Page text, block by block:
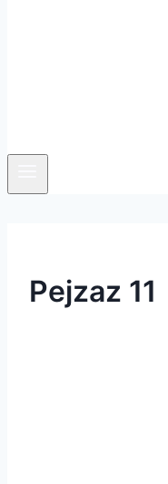
Pejzaz 11